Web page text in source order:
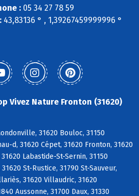
:05 34 27 78 59
43,83136 ° , 1,39267459999996 °
Vivez Nature Fronton (31620)
31620 Bouloc, 31150
d, 31620 Cépet, 31620 Fronton, 31620
Labastide-St-Sernin, 31150
St-Rustice, 31790 St-Sauveur,
31620 Villaudric, 31620
Aussonne, 31700 Daux, 31330